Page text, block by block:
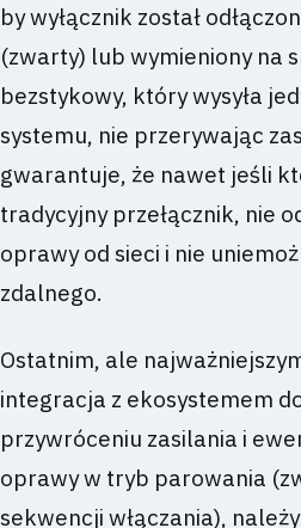
by wyłącznik został
(zwarty) lub wymieniony na
bezstykowy, który wysyła
systemu, nie przerywając
gwarantuje, że nawet jeśli
tradycyjny przełącznik, nie
oprawy od sieci i nie
zdalnego.
Ostatnim, ale
integracja z ekosystemem
przywróceniu zasilania i
oprawy w tryb parowania
sekwencji włączania),